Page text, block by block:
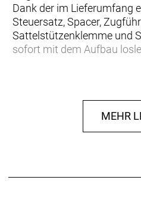
Dank der im Lieferumfang
Steuersatz, Spacer,
Sattelstützenklemme und
sofort mit dem Aufbau
deiner Prioritätenliste ganz
denen, die ihren Freunden
ausleihen, und im letzten
MEHR